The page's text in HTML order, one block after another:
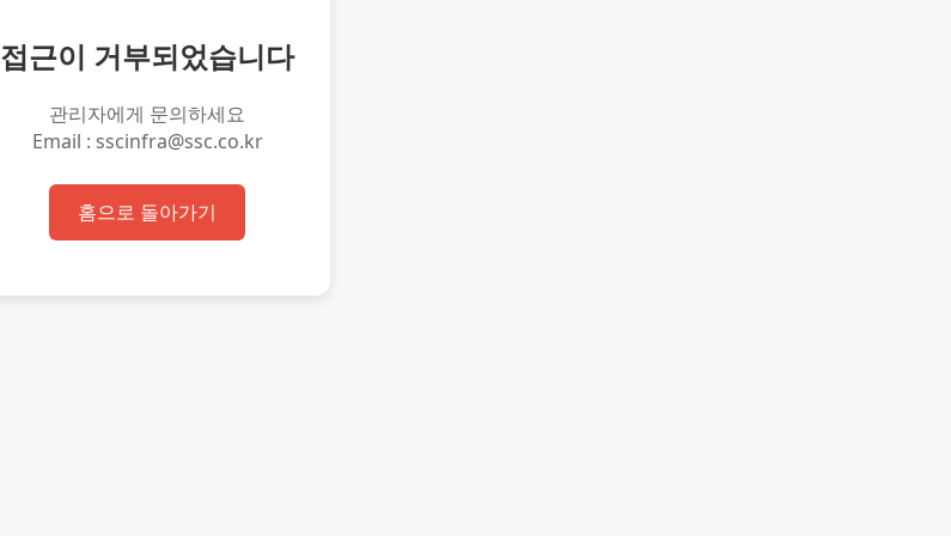
접근이 거부되었습니다
관리자에게 문의하세요
Email : sscinfra@ssc.co.kr
홈으로 돌아가기